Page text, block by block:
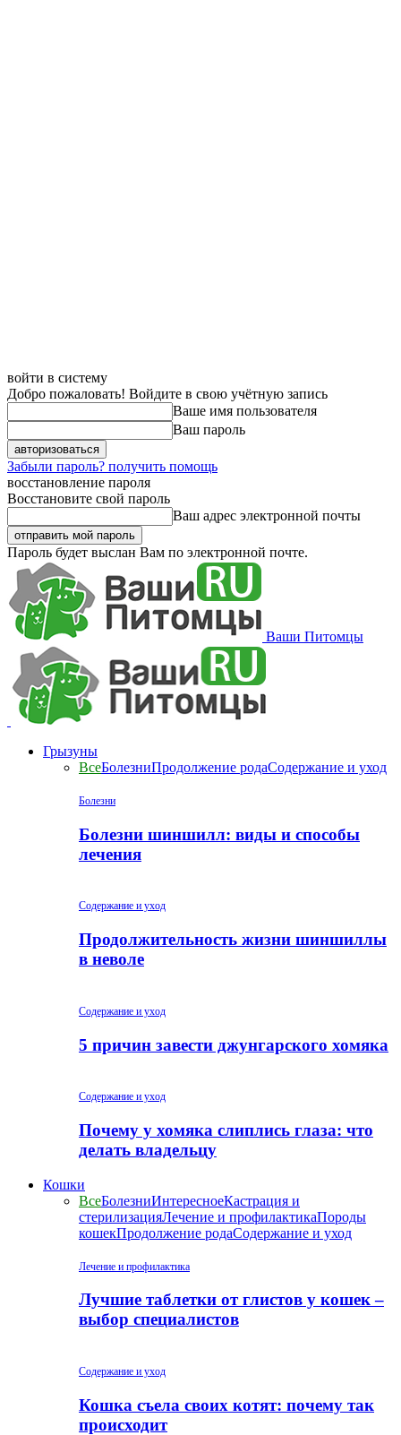
войти в систему
Добро пожаловать! Войдите в свою учётную запись
Ваше имя пользователя
Ваш пароль
Забыли пароль? получить помощь
восстановление пароля
Восстановите свой пароль
Ваш адрес электронной почты
Пароль будет выслан Вам по электронной почте.
Ваши Питомцы
Грызуны
ВсеБолезниПродолжение родаСодержание и уход
Болезни
Болезни шиншилл: виды и способы
лечения
Содержание и уход
Продолжительность жизни шиншиллы
в неволе
Содержание и уход
5 причин завести джунгарского хомяка
Содержание и уход
Почему у хомяка слиплись глаза: что
делать владельцу
Кошки
ВсеБолезниИнтересноеКастрация и
стерилизацияЛечение и профилактикаПороды
кошекПродолжение родаСодержание и уход
Лечение и профилактика
Лучшие таблетки от глистов у кошек –
выбор специалистов
Содержание и уход
Кошка съела своих котят: почему так
происходит